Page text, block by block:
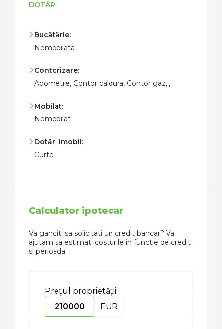
DOTĂRI
Bucătărie:
Nemobilata
Contorizare:
Apometre, Contor caldura, Contor gaz, ,
Mobilat:
Nemobilat
Dotări imobil:
Curte
Calculator ipotecar
Va ganditi sa solicitati un credit bancar? Va
ajutam sa estimati costurile in functie de credit
si perioada:
Prețul proprietății:
EUR